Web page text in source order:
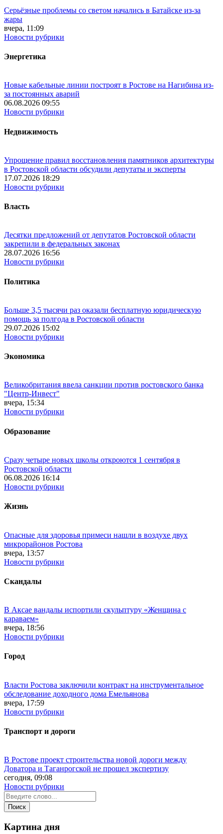
Серьёзные проблемы со светом начались в Батайске из-за
жары
вчера, 11:09
Новости рубрики
Энергетика
Новые кабельные линии построят в Ростове на Нагибина из-
за постоянных аварий
06.08.2026 09:55
Новости рубрики
Недвижимость
Упрощение правил восстановления памятников архитектуры
в Ростовской области обсудили депутаты и эксперты
17.07.2026 18:29
Новости рубрики
Власть
Десятки предложений от депутатов Ростовской области
закрепили в федеральных законах
28.07.2026 16:56
Новости рубрики
Политика
Больше 3,5 тысячи раз оказали бесплатную юридическую
помощь за полгода в Ростовской области
29.07.2026 15:02
Новости рубрики
Экономика
Великобритания ввела санкции против ростовского банка
"Центр-Инвест"
вчера, 15:34
Новости рубрики
Образование
Сразу четыре новых школы откроются 1 сентября в
Ростовской области
06.08.2026 16:14
Новости рубрики
Жизнь
Опасные для здоровья примеси нашли в воздухе двух
микрорайонов Ростова
вчера, 13:57
Новости рубрики
Скандалы
В Аксае вандалы испортили скульптуру «Женщина с
караваем»
вчера, 18:56
Новости рубрики
Город
Власти Ростова заключили контракт на инструментальное
обследование доходного дома Емельянова
вчера, 17:59
Новости рубрики
Транспорт и дороги
В Ростове проект строительства новой дороги между
Доватора и Таганрогской не прошел экспертизу
сегодня, 09:08
Новости рубрики
Картина дня